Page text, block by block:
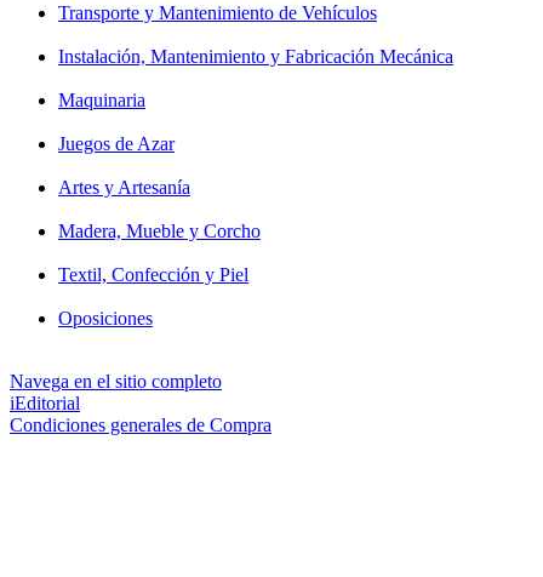
Transporte y Mantenimiento de Vehículos
Instalación, Mantenimiento y Fabricación Mecánica
Maquinaria
Juegos de Azar
Artes y Artesanía
Madera, Mueble y Corcho
Textil, Confección y Piel
Oposiciones
Navega en el sitio completo
iEditorial
Condiciones generales de Compra